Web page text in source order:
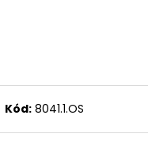
Kód: 8041.1.OS